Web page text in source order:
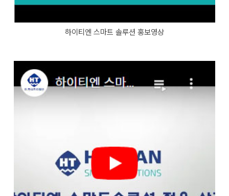
하이티엔 스마트 솔루션 홍보영상